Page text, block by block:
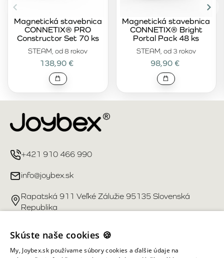
STEAM, od 8 rokov
Magnetická stavebnica
CONNETIX® PRO
Constructor Set 70 ks
138,90 €
STEAM, od 3 rokov
Magnetická stavebnica
CONNETIX® Bright
Portal Pack 48 ks
98,90 €
+421 910 466 990
info@joybex.sk
Rapatská 911 Veľké Zálužie 95135 Slovenská
Republika
Užitočné odkazy
Skúste naše cookies 🍪
My, Joybex.sk používame súbory cookies a ďalšie údaje na